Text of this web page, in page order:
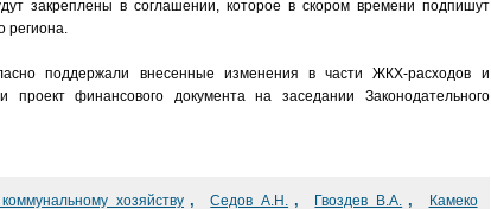
закреплены в соглашении, которое в скором времени подпишут
региона.
поддержали внесенные изменения в части ЖКХ-расходов и
проект финансового документа на заседании Законодательного
хозяйству , Седов А.Н. , Гвоздев В.А. ,
Камеко